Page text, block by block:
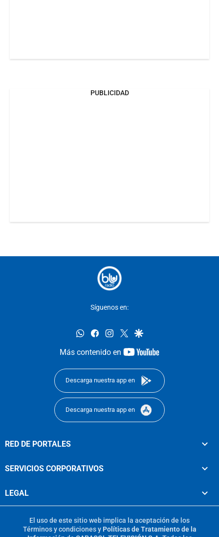
PUBLICIDAD
Síguenos en:
whatsappfacebookinstagram
twittergoogle
Más contenido en
youtube-
Descarga nuestra app en
Descarga nuestra app en
RED DE PORTALES
SERVICIOS CORPORATIVOS
LEGAL
El uso de este sitio web implica la aceptación de los
Términos y condicionesy Políticas de Tratamiento de la